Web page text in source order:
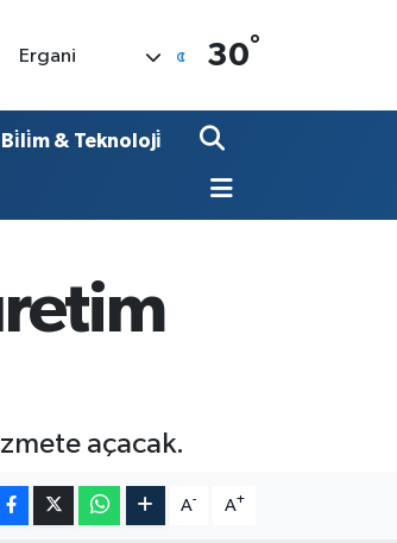
Ergani 30°
Bi̇li̇m & Teknoloji̇
açacak.
A- A+